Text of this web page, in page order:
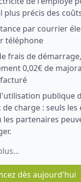
plus précis des
par courrier
téléphone
frais de démarrage,
0,02€ de
publique
charge : seuls les
les partenaires
dès aujourd'hui